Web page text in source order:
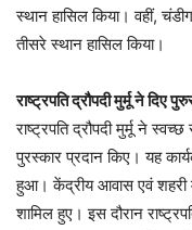
स्थान हासिल किया। वहीं,
तीसरे स्थान हासिल किया।
राष्ट्रपति द्रौपदी मुर्मू ने दिए
राष्ट्रपति द्रौपदी मुर्मू ने
पुरस्कार प्रदान किए। यह
हुआ। केंद्रीय आवास एवं शहरी
शामिल हुए। इस दौरान